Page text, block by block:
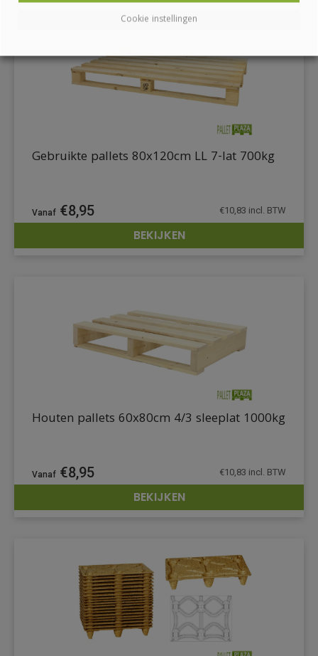
DETAILS
Gebruikte pallets 80x120cm LL 7-lat 700kg
€8,95 €10,83 incl. BTW
BEKIJKEN
DETAILS
Houten pallets 60x80cm 4/3 sleeplat 1000kg
€8,95 €10,83 incl. BTW
BEKIJKEN
Cookie instellingen